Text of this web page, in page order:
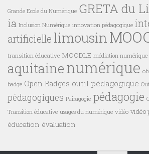
Grande Ecole du Numérique GRETA du
ia Inclusion Numérique innovation pédagogique
artificielle limousin
transition éducative MOODLE médiation numérique
aquitainenumérique
badge Open Badges outil pédagogique
pédagogiques Pairagogie pédagogie
Transition éducative usages du numérique vidéo vidéo
éducation évaluation